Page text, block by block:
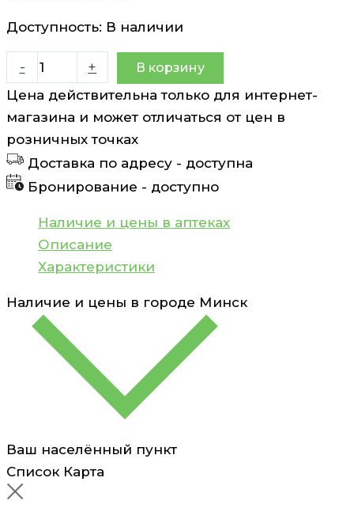
Доступность: В наличии
-
Количество
товара
Присыпка
устранения
потливости
Квасцы
жженые
+ В корзину
Цена действительна только для интернет-
магазина и может отличаться от цен в
розничных точках
Доставка по адресу - доступна
Бронирование - доступно
Наличие и цены в аптеках
Описание
Характеристики
Наличие и цены в городе Минск
Ваш населённый пункт
Список Карта